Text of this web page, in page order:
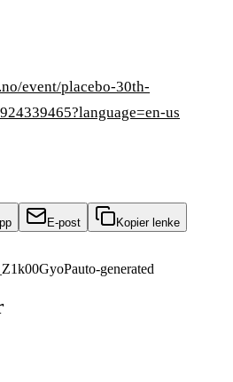
event/placebo-30th-
us
E-post Kopier lenke
auto-generated